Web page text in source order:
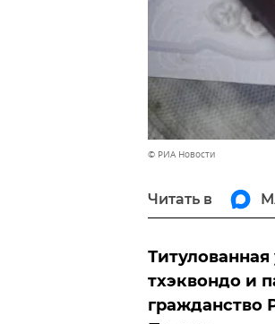
© РИА Новости
Читать в
тхэквондо и
гражданство